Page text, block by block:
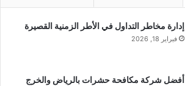
إدارة مخاطر التداول في الأطر الزمنية القصيرة
فبراير 18, 2026
أفضل شركة مكافحة حشرات بالرياض والخرج